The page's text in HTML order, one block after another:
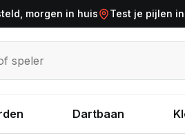
morgen in huis Test je pijlen
Dartbaan